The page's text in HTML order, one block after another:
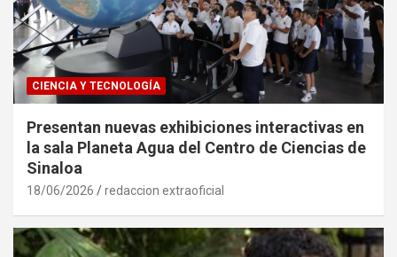
CIENCIA Y TECNOLOGÍA
Presentan nuevas exhibiciones interactivas en
la sala Planeta Agua del Centro de Ciencias de
Sinaloa
18/06/2026 redaccion extraoficial